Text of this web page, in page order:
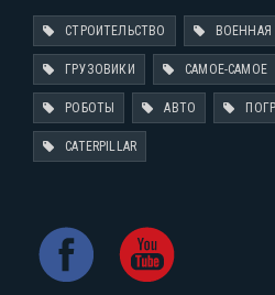
СТРОИТЕЛЬСТВО ВОЕННАЯ
ГРУЗОВИКИ САМОЕ-САМОЕ
РОБОТЫ АВТО
CATERPILLAR